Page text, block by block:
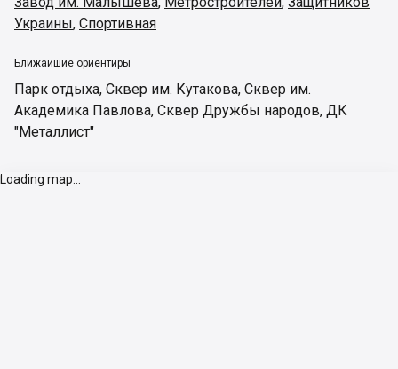
Украины, Спортивная
Ближайшие ориентиры
Парк отдыха, Сквер им. Кутакова, Сквер им.
Академика Павлова, Сквер Дружбы народов, ДК
"Металлист"
Loading map...